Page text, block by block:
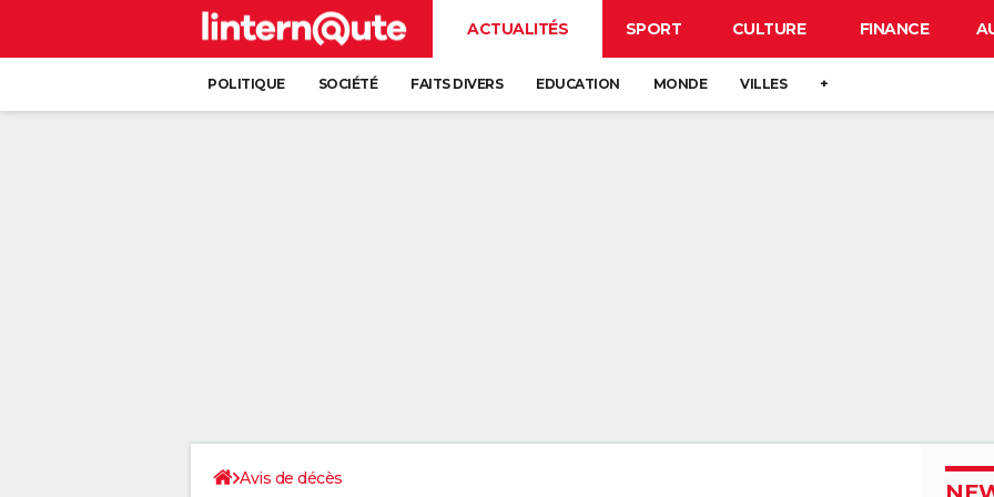
ACTUALITÉS SPORT CULTURE FINANCE
POLITIQUE SOCIÉTÉ FAITS DIVERS EDUCATION MONDE VILLES +
Avis de décès